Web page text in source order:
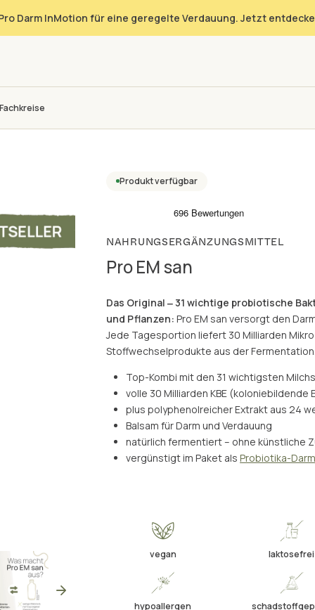
Darm InMotion für eine geregelte Verdauung. Jetzt
Fachkreise
Produkt verfügbar
NAHRUNGSERGÄNZUNGSMITTEL
Pro EM san
Das Original ‒ 31 wichtige probiotische
und Pflanzen:Pro EM san versorgt den
Jede Tagesportion liefert 30 Milliarden
Stoffwechselprodukte aus der
Top-Kombi mit den 31 wichtigsten
volle 30 Milliarden KBE
plus polyphenolreicher Extrakt aus 24
Balsam für Darm und Verdauung
natürlich fermentiert – ohne künstliche
vergünstigt im Paket alsProbiotika-
vegan laktosefrei
hypoallergen